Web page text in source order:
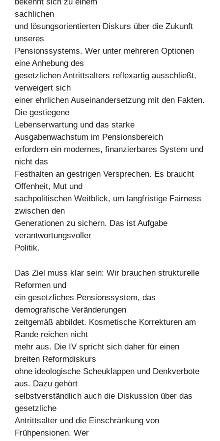
sachlichen
und lösungsorientierten Diskurs über die Zukunft
unseres
Pensionssystems. Wer unter mehreren Optionen
eine Anhebung des
gesetzlichen Antrittsalters reflexartig ausschließt,
verweigert sich
einer ehrlichen Auseinandersetzung mit den Fakten.
Die gestiegene
Lebenserwartung und das starke
Ausgabenwachstum im Pensionsbereich
erfordern ein modernes, finanzierbares System und
nicht das
Festhalten an gestrigen Versprechen. Es braucht
Offenheit, Mut und
sachpolitischen Weitblick, um langfristige Fairness
zwischen den
Generationen zu sichern. Das ist Aufgabe
verantwortungsvoller
Politik.
Das Ziel muss klar sein: Wir brauchen strukturelle
Reformen und
ein gesetzliches Pensionssystem, das
demografische Veränderungen
zeitgemäß abbildet. Kosmetische Korrekturen am
Rande reichen nicht
mehr aus. Die IV spricht sich daher für einen
breiten Reformdiskurs
ohne ideologische Scheuklappen und Denkverbote
aus. Dazu gehört
selbstverständlich auch die Diskussion über das
gesetzliche
Antrittsalter und die Einschränkung von
Frühpensionen. Wer